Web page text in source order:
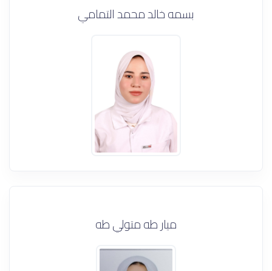
بسمه خالد محمد التمامي
ميار طه متولي طه